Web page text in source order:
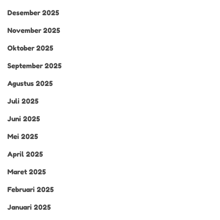
Desember 2025
November 2025
Oktober 2025
September 2025
Agustus 2025
Juli 2025
Juni 2025
Mei 2025
April 2025
Maret 2025
Februari 2025
Januari 2025